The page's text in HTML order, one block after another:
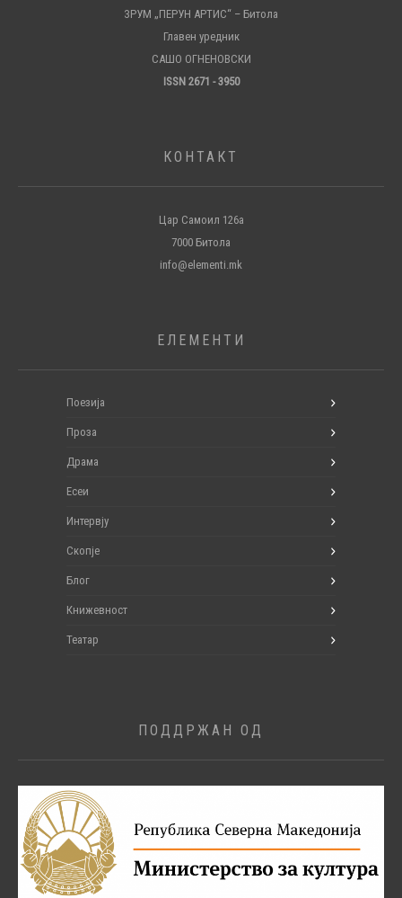
ЗРУМ „ПЕРУН АРТИС“ – Битола
Главен уредник
САШО ОГНЕНОВСКИ
ISSN 2671 - 3950
КОНТАКТ
Цар Самоил 126а
7000 Битола
info@elementi.mk
ЕЛЕМЕНТИ
Поезија
Проза
Драма
Есеи
Интервју
Скопје
Блог
Книжевност
Театар
ПОДДРЖАН ОД